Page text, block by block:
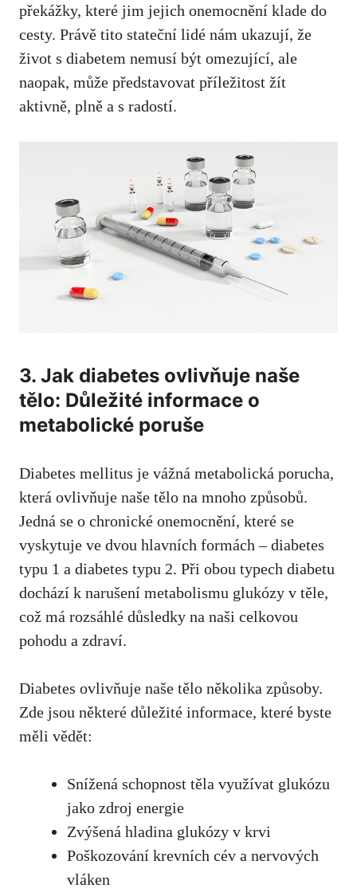
překážky, které ⁤jim jejich onemocnění klade do
cesty.⁣ Právě tito stateční‌ lidé nám​ ukazují, že
život s diabetem nemusí být omezující,​ ale‍
naopak,‌ může představovat⁤ příležitost‍ žít
aktivně,‍ plně a s ⁣radostí.
3. Jak diabetes ovlivňuje naše​
tělo: Důležité informace o
metabolické‌ poruše
Diabetes ⁤mellitus je vážná metabolická ​porucha,
která⁣ ovlivňuje naše‌ tělo na mnoho způsobů.‌
Jedná ‌se⁢ o chronické onemocnění,⁣ které se ​
vyskytuje ve​ dvou hlavních formách – diabetes
typu 1 a diabetes typu 2. Při obou typech‌ diabetu
dochází k narušení metabolismu ‌glukózy v těle,
což má⁣ rozsáhlé důsledky na naši celkovou
pohodu a zdraví.
Diabetes ovlivňuje​ naše tělo několika způsoby.
Zde ​jsou ⁣některé důležité ‍informace, které byste
měli ‌vědět:
Snížená schopnost těla využívat glukózu
‍jako zdroj energie
Zvýšená hladina glukózy v ​krvi
Poškozování krevních cév a nervových
vláken